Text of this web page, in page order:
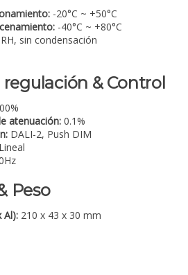
-20°C ~ +50°C
-40°C ~ +80°C
sin condensación
& Control
atenuación: 0.1%
DALI-2, Push DIM
Lineal
Peso
Al): 210 x 43 x 30 mm